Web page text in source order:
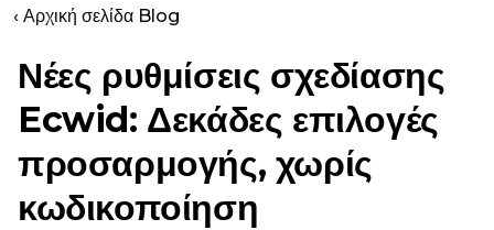
‹ Αρχική σελίδα Blog
Νέες ρυθμίσεις σχεδίασης
Ecwid: Δεκάδες επιλογές
προσαρμογής, χωρίς
κωδικοποίηση